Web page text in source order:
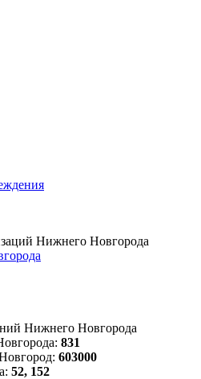
Нижнего Новгорода
Нижнего Новгорода
831
603000
52, 152